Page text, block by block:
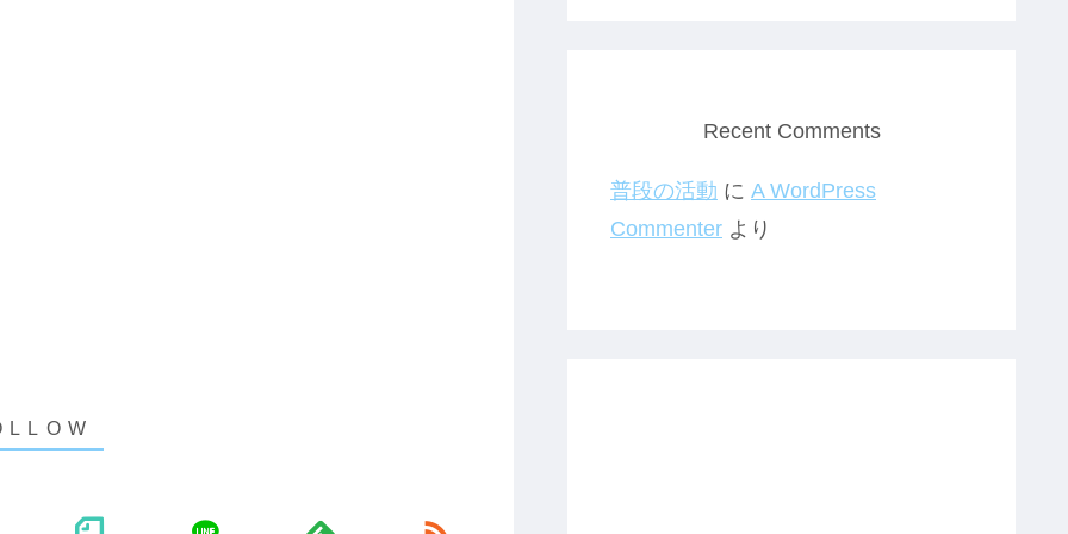
Recent Comments
普段の活動 に A WordPress
Commenter より